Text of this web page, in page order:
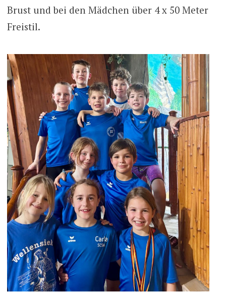
Brust und bei den Mädchen über 4 x 50 Meter
Freistil.